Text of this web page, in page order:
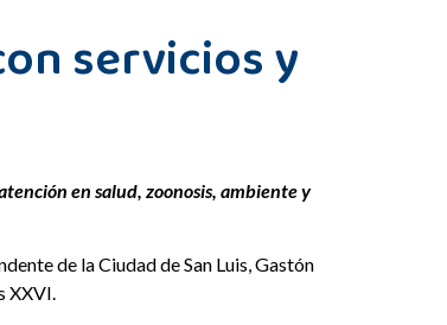
servicios y
en salud, zoonosis, ambiente y
de la Ciudad de San Luis, Gastón
XXVI.